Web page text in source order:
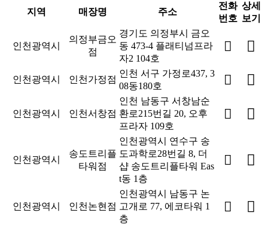
지역 매장명 주소
전화
번호
상세
보기
인천광역시
의정부금오
점
경기도 의정부시 금오
동 473-4 플래티넘프라
자2 104호
인천광역시 인천가정점
인천 서구 가정로437, 3
08동180호
인천광역시 인천서창점
인천 남동구 서창남순
환로215번길 20, 오후
프라자 109호
인천광역시
송도트리플
타워점
인천광역시 연수구 송
도과학로28번길 8, 더
샵 송도트리플타워 Eas
t동 1층
인천광역시 인천논현점
인천광역시 남동구 논
고개로 77, 에코타워 1
층